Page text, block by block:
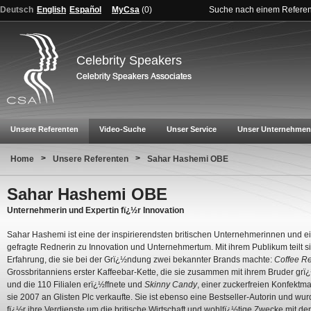
Deutsch English Español MyCsa (0) Suche nach einem
Celebrity Speakers
Unsere Referenten Video-Suche Unser Service Unser Unternehmen
Home > Unsere Referenten > Sahar Hashemi OBE
Sahar Hashemi OBE
Unternehmerin und Expertin fï¿½r Innovation
Sahar Hashemi ist eine der inspirierendsten britischen Unternehmerinnen und
gefragte Rednerin zu Innovation und Unternehmertum. Mit ihrem Publikum teilt
Erfahrung, die sie bei der Grï¿½ndung zwei bekannter Brands machte: Coffee
Grossbritanniens erster Kaffeebar-Kette, die sie zusammen mit ihrem Bruder
und die 110 Filialen erï¿½ffnete und Skinny Candy, einer zuckerfreien
sie 2007 an Glisten Plc verkaufte. Sie ist ebenso eine Bestseller-Autorin und